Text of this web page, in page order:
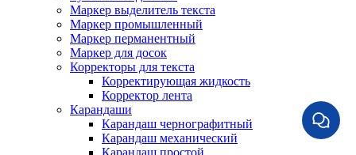
Маркер выделитель текста
Маркер промышленный
Маркер перманентный
Маркер для досок
Корректоры для текста
Корректирующая жидкость
Корректор лента
Карандаши
Карандаш чернографитный
Карандаш механический
Карандаш простой